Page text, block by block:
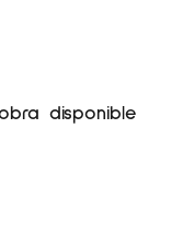
disponible